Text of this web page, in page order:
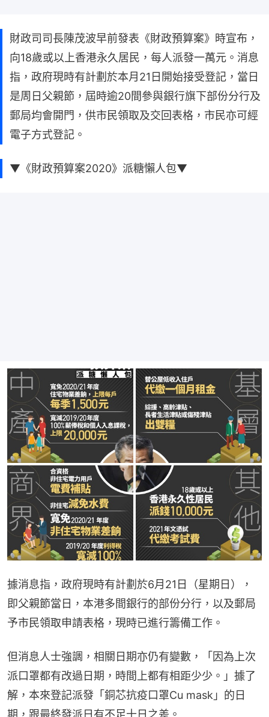
財政司司長陳茂波早前發表《財政預算案》時宣布，
向18歲或以上香港永久居民，每人派發一萬元。消息
指，政府現時有計劃於本月21日開始接受登記，當日
是周日父親節，屆時逾20間參與銀行旗下部份分行及
郵局均會開門，供市民領取及交回表格，市民亦可經
電子方式登記。
▼《財政預算案2020》派糖懶人包▼
據消息指，政府現時有計劃於6月21日（星期日），
即父親節當日，本港多間銀行的部份分行，以及郵局
予市民領取申請表格，現時已進行籌備工作。
但消息人士強調，相關日期亦仍有變數，「因為上次
派口罩都有改過日期，時間上都有相距少少。」據了
解，本來登記派發「銅芯抗疫口罩Cu mask」的日
期，跟最終發派日有不足十日之差。